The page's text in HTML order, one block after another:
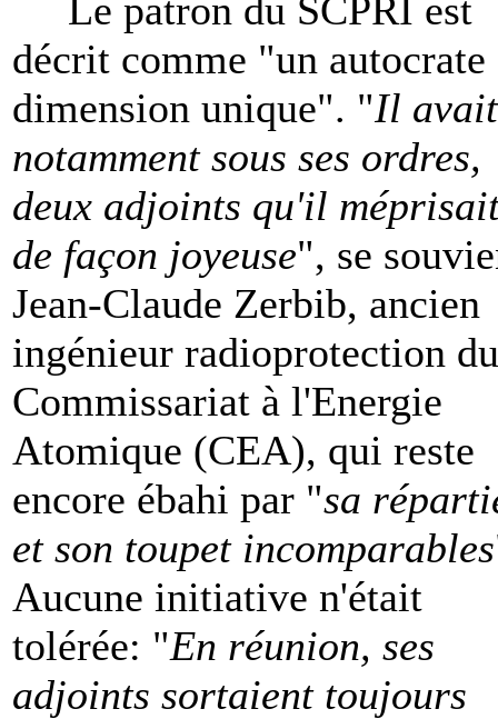
Le patron du SCPRI est
décrit comme "un autocrate
dimension unique". "Il avait
notamment sous ses ordres,
deux adjoints qu'il
de façon joyeuse", se
Jean-Claude Zerbib, ancien
ingénieur radioprotection du
Commissariat à l'Energie
Atomique (CEA), qui reste
encore ébahi par "sa
et son toupet incomparables
Aucune initiative n'était
tolérée: "En réunion, ses
adjoints sortaient toujours